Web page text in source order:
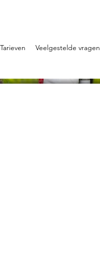
Tarieven Veelgestelde vragen